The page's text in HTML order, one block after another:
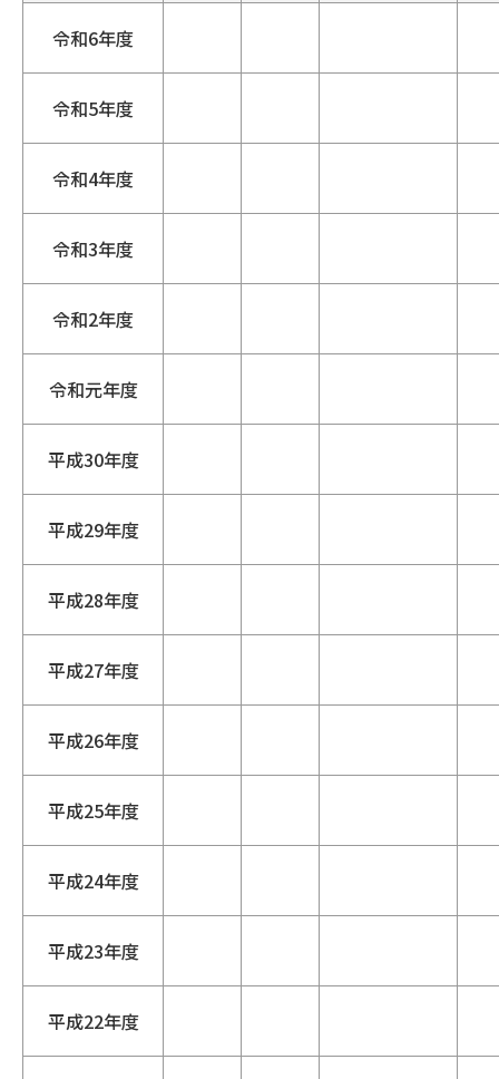
令和6年度
令和5年度
令和4年度
令和3年度
令和2年度
令和元年度
平成30年度
平成29年度
平成28年度
平成27年度
平成26年度
平成25年度
平成24年度
平成23年度
平成22年度